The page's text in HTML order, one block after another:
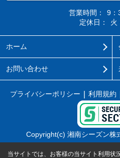
営業時間：
9：
定休日：
火
ホーム
お問い合わせ
プライバシーポリシー 利用規約
Copyright(c) 湘南シーズン株
当サイトでは、お客様の当サイト利用状